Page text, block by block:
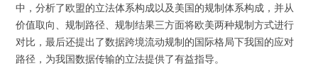
中，分析了欧盟的立法体系构成以及美国的规制体系构成，并从
价值取向、规制路径、规制结果三方面将欧美两种规制方式进行
对比，最后还提出了数据跨境流动规制的国际格局下我国的应对
路径，为我国数据传输的立法提供了有益指导。